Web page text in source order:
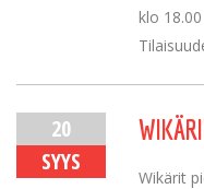
klo
20
SYYS
Wikärit